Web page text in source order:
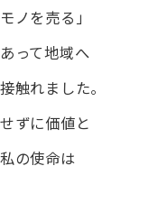
ノを​売る」
って​地域へ​
触れました。
ずに​価値と​
の​使命は​